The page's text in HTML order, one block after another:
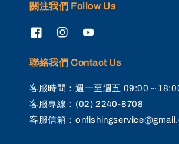
關注我們 Follow Us
聯絡我們 Contact Us
客服時間：週一至週五 09:00～
客服專線：(02) 2240-8708
客服信箱：